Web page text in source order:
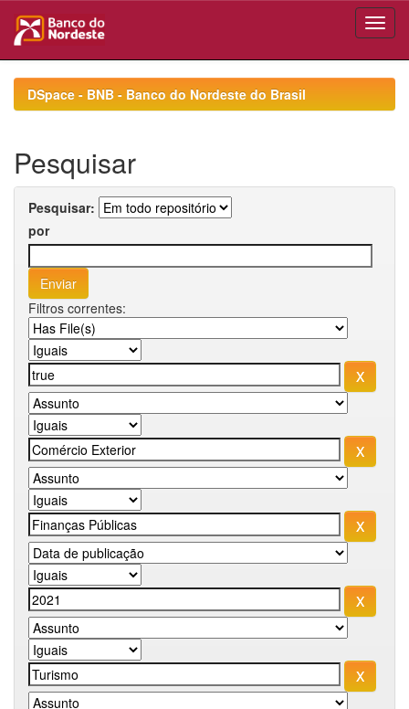
navigationDSpace - BNB - Banco do Nordeste do Brasil
Pesquisar
Pesquisar:
por
Filtros correntes: